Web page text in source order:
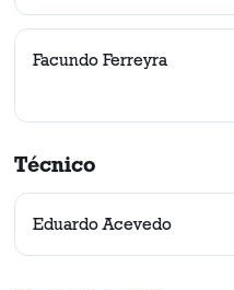
Facundo Ferreyra
Técnico
Eduardo Acevedo